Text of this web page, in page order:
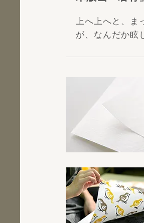
上へ上へと、
が、なんだか眩